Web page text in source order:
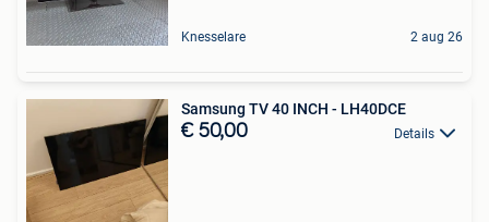
Knesselare 2 aug 26
Samsung TV 40 INCH - LH40DCE
€ 50,00 Details